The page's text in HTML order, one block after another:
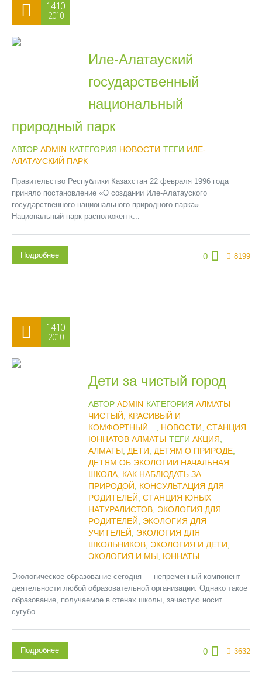
14.10
2010
Иле-Алатауский
государственный
национальный
природный парк
АВТОР ADMIN КАТЕГОРИЯ НОВОСТИ ТЕГИ ИЛЕ-
АЛАТАУСКИЙ ПАРК
Правительство Республики Казахстан 22 февраля 1996 года
приняло постановление «О создании Иле-Алатауского
государственного национального природного парка».
Национальный парк расположен к...
0 8199
Подробнее
14.10
2010
Дети за чистый город
АВТОР ADMIN КАТЕГОРИЯ АЛМАТЫ
ЧИСТЫЙ, КРАСИВЫЙ И
КОМФОРТНЫЙ…
НОВОСТИ СТАНЦИЯ
ЮННАТОВ АЛМАТЫ ТЕГИ АКЦИЯ
АЛМАТЫ, ДЕТИ ДЕТЯМ О ПРИРОДЕ,
ДЕТЯМ ОБ ЭКОЛОГИИ НАЧАЛЬНАЯ
ШКОЛА, КАК НАБЛЮДАТЬ ЗА
ПРИРОДОЙ
КОНСУЛЬТАЦИЯ ДЛЯ
РОДИТЕЛЕЙ СТАНЦИЯ ЮНЫХ
НАТУРАЛИСТОВ, ЭКОЛОГИЯ ДЛЯ
РОДИТЕЛЕЙ
ЭКОЛОГИЯ ДЛЯ
УЧИТЕЛЕЙ
ЭКОЛОГИЯ ДЛЯ
ШКОЛЬНИКОВ, ЭКОЛОГИЯ И ДЕТИ
ЭКОЛОГИЯ И МЫ, ЮННАТЫ
Экологическое образование сегодня — непременный компонент
деятельности любой образовательной организации. Однако такое
образование, получаемое в стенах школы, зачастую носит
сугубо...
0 3632
Подробнее